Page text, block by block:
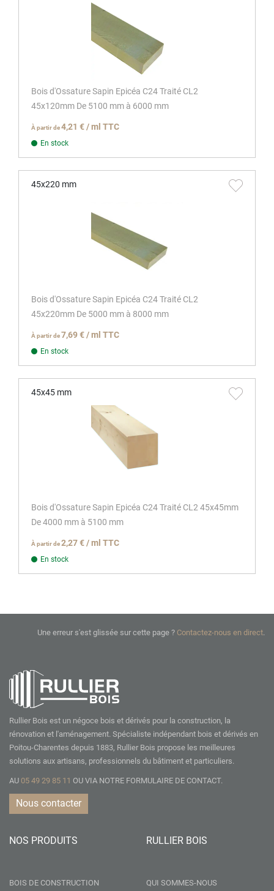
Bois d'Ossature Sapin Epicéa C24 Traité CL2
45x120mm De 5100 mm à 6000 mm
À partir de4,21 € / ml TTC
En stock
45x220 mm
Bois d'Ossature Sapin Epicéa C24 Traité CL2
45x220mm De 5000 mm à 8000 mm
À partir de7,69 € / ml TTC
En stock
45x45 mm
Bois d'Ossature Sapin Epicéa C24 Traité CL2 45x45mm
De 4000 mm à 5100 mm
À partir de2,27 € / ml TTC
En stock
Une erreur s'est glissée sur cette page ? Contactez-nous en direct.
Rullier Bois est un négoce bois et dérivés pour la construction, la
rénovation et l'aménagement. Spécialiste indépendant bois et dérivés en
Poitou-Charentes depuis 1883, Rullier Bois propose les meilleures
solutions aux artisans, professionnels du bâtiment et particuliers.
AU 05 49 29 85 11 OU VIA NOTRE FORMULAIRE DE CONTACT.
Nous contacter
NOS PRODUITS
BOIS DE CONSTRUCTION
RULLIER BOIS
QUI SOMMES-NOUS